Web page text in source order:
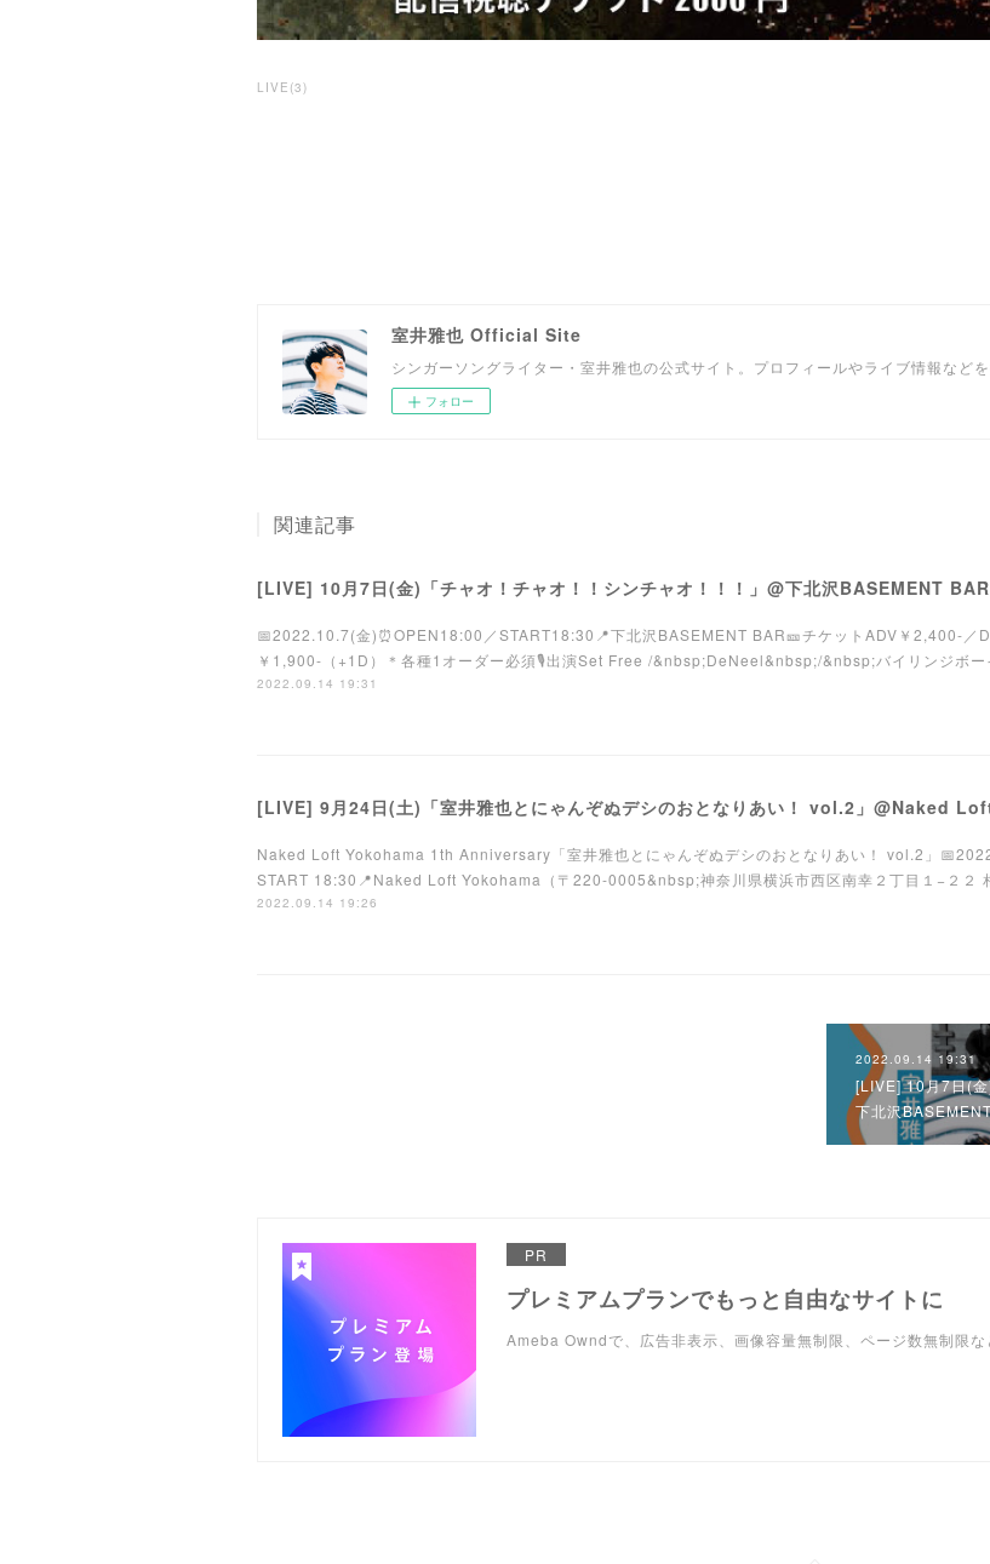
LIVE (3)
室井雅也 Official Site
シンガーソングライター・室井雅也の公式サイト。プロフィールやライブ情報などを
フォロー
関連記事
[LIVE] 10月7日(金)「チャオ！チャオ！！シンチャオ！！！」@下北沢BASEMENT BAR
📅2022.10.7(金)⏰OPEN18:00／START18:30📍下北沢BASEMENT BAR🎫チケットADV￥2,400-／
￥1,900-（+1D）＊各種1オーダー必須🎙出演Set Free /&nbsp;DeNeel&nbsp;/&nbsp;バイリンジボ
2022.09.14 19:31
[LIVE] 9月24日(土)「室井雅也とにゃんぞぬデシのおとなりあい！ vol.2」@Naked
Naked Loft Yokohama 1th Anniversary「室井雅也とにゃんぞぬデシのおとなりあい！ vol.2」
START 18:30📍Naked Loft Yokohama（〒220-0005&nbsp;神奈川県横浜市西区南幸２丁目１−２２
2022.09.14 19:26
2022.09.14 19:31
[LIVE] 10月7日(金
下北沢
PR
プレミアムプランでもっと自由なサイトに
Ameba Owndで、広告非表示、画像容量無制限、ページ数無制限な